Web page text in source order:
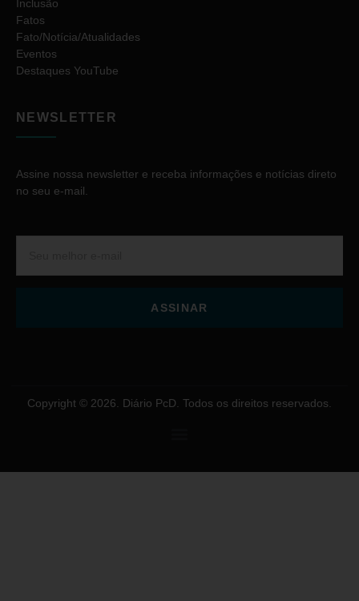
Inclusão
Fatos
Fato/Notícia/Atualidades
Eventos
Destaques YouTube
NEWSLETTER
Assine nossa newsletter e receba informações e notícias direto
no seu e-mail.
ASSINAR
Copyright © 2026. Diário PcD. Todos os direitos reservados.